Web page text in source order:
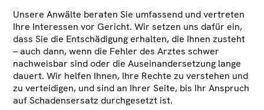
Unsere Anwälte beraten Sie umfassend und vertreten
Ihre Interessen vor Gericht. Wir setzen uns dafür ein,
dass Sie die Entschädigung erhalten, die Ihnen zusteht
– auch dann, wenn die Fehler des Arztes schwer
nachweisbar sind oder die Auseinandersetzung lange
dauert. Wir helfen Ihnen, Ihre Rechte zu verstehen und
zu verteidigen, und sind an Ihrer Seite, bis Ihr Anspruch
auf Schadensersatz durchgesetzt ist.